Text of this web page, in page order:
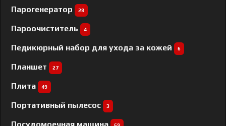
Парогенератор 28
Пароочиститель 4
Педикюрный набор для ухода за кожей 6
Планшет 27
Плита 49
Портативный пылесос 3